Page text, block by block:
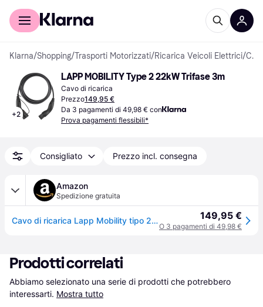
Per il tuo shopping
Klarna/Shopping/Trasporti Motorizzati/Ricarica Veicoli Elettrici/ Cavi di Ricarica & Supporti per Cavi
+2
LAPP MOBILITY Type 2 22kW Trifase 3m
Cavo di ricarica
Prezzo149,95 €
Da 3 pagamenti di 49,98 € con
Prova pagamenti flessibili*
Consigliato Prezzo incl. consegna
Amazon
Spedizione gratuita
Cavo di ricarica Lapp Mobility tipo 2 22 KW/liscio / 32 A/trifase/cavo di ricarica per e-car/modalità 3 / 3m 149,95 €
O 3 pagamenti di 49,98 €
Prodotti correlati
Abbiamo selezionato una serie di prodotti che potrebbero
interessarti. Mostra tutto